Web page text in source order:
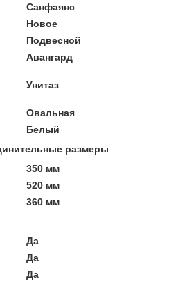
Санфаянс
Новое
Подвесной
Авангард
Унитаз
Овальная
Белый
размеры
350 мм
520 мм
360 мм
Да
Да
Да